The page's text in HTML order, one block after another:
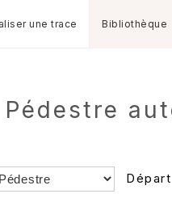
une trace Bibliothèque
Départ